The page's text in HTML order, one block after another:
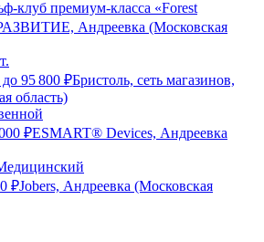
клуб премиум-класса «Forest
Андреевка (Московская
до 95 800 ₽Бристоль, сеть магазинов,
область)
₽ESMART® Devices, Андреевка
₽Jobers, Андреевка (Московская